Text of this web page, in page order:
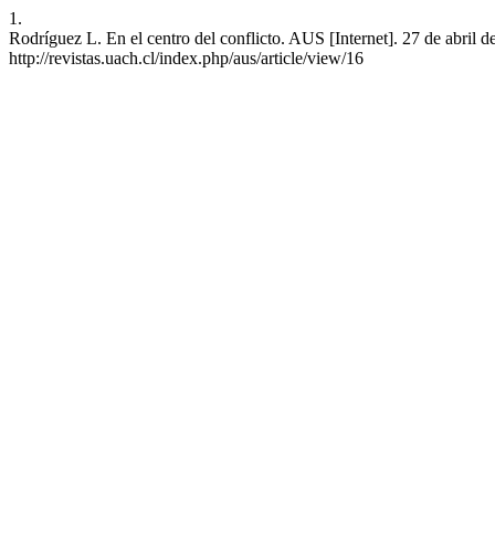
1.
Rodríguez L. En el centro del conflicto. AUS [Internet]. 27 de abril
http://revistas.uach.cl/index.php/aus/article/view/16